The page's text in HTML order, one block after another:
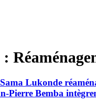
:
Lukonde
Pierre Bemba